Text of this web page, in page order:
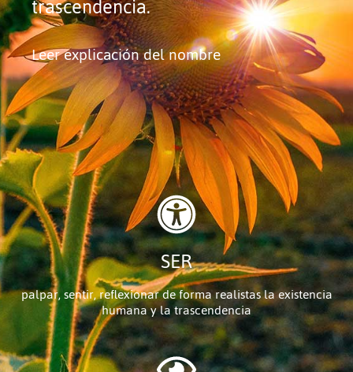
Leer explicación del nombre
SER
palpar, sentir, reflexionar de forma realistas la existencia
humana y la trascendencia